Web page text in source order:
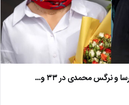
و نرگس محمدی در ۳۳ و…